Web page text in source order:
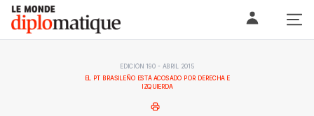
Skip
content
Le monde diplomatique
EDICIÓN 190 - ABRIL 2015
EL PT BRASILEÑO ESTÁ ACOSADO POR DERECHA E
IZQUIERDA